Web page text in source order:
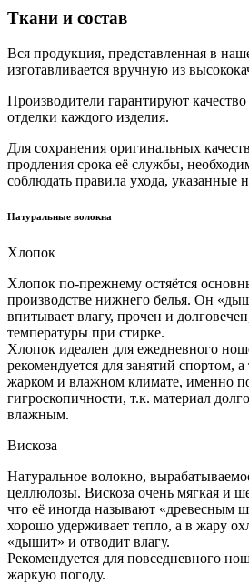
Ткани и состав
Вся продукция, представленная в
изготавливается вручную из
Производители гарантируют
отделки каждого изделия.
Для сохранения оригинальных
продления срока её службы,
соблюдать правила ухода, указанные
Натуральные волокна
Хлопок
Хлопок по-прежнему остяётся
производстве нижнего белья. Он
впитывает влагу, прочен и
температуры при стирке.
Хлопок идеален для ежедневного
рекомендуется для занятий спортом,
жарком и влажном климате, именно
гигроскопичности, т.к. материал
влажным.
Вискоза
Натуральное волокно,
целлюлозы. Вискоза очень мягкая и
что её иногда называют «древесным
хорошо удерживает тепло, а в жару
«дышит» и отводит влагу.
Рекомендуется для повседневного
жаркую погоду.